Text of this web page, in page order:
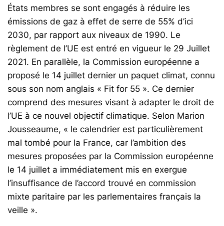
États membres se sont engagés à réduire les
émissions de gaz à effet de serre de 55% d’ici
2030, par rapport aux niveaux de 1990. Le
règlement de l’UE est entré en vigueur le 29 Juillet
2021. En parallèle, la Commission européenne a
proposé le 14 juillet dernier un paquet climat, connu
sous son nom anglais « Fit for 55 ». Ce dernier
comprend des mesures visant à adapter le droit de
l’UE à ce nouvel objectif climatique. Selon Marion
Jousseaume, « le calendrier est particulièrement
mal tombé pour la France, car l’ambition des
mesures proposées par la Commission européenne
le 14 juillet a immédiatement mis en exergue
l’insuffisance de l’accord trouvé en commission
mixte paritaire par les parlementaires français la
veille ».